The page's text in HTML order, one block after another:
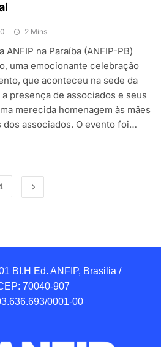
0 2 Mins
ANFIP na Paraíba (ANFIP-PB)
uma emocionante celebração
que aconteceu na sede da
presença de associados e seus
merecida homenagem às mães
dos associados. O evento foi…
BI.H Ed. ANFIP, Brasilia /
70040-907
0001-00